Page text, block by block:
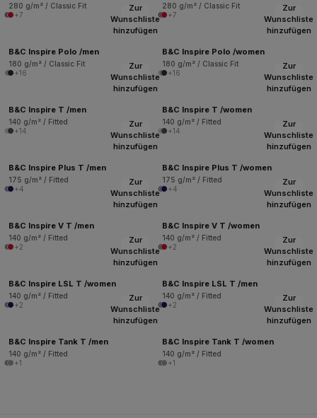
280 g/m² / Classic Fit
+7
280 g/m² / Classic Fit
+7
Zur
Wunschliste
hinzufügen
B&C Inspire Polo /men
180 g/m² / Classic Fit
+16
Zur
Wunschliste
hinzufügen
B&C Inspire Polo /women
180 g/m² / Classic Fit
+16
Zur
Wunschliste
hinzufügen
B&C Inspire T /men
140 g/m² / Fitted
+14
Zur
Wunschliste
hinzufügen
B&C Inspire T /women
140 g/m² / Fitted
+14
Zur
Wunschliste
hinzufügen
B&C Inspire Plus T /men
175 g/m² / Fitted
+4
Zur
Wunschliste
hinzufügen
B&C Inspire Plus T /women
175 g/m² / Fitted
+4
Zur
Wunschliste
hinzufügen
B&C Inspire V T /men
140 g/m² / Fitted
+2
Zur
Wunschliste
hinzufügen
B&C Inspire V T /women
140 g/m² / Fitted
+2
Zur
Wunschliste
hinzufügen
B&C Inspire LSL T /women
140 g/m² / Fitted
+2
Zur
Wunschliste
hinzufügen
B&C Inspire LSL T /men
140 g/m² / Fitted
+2
Zur
Wunschliste
hinzufügen
B&C Inspire Tank T /men
140 g/m² / Fitted
+1
Zur
Wunschliste
hinzufügen
B&C Inspire Tank T /women
140 g/m² / Fitted
+1